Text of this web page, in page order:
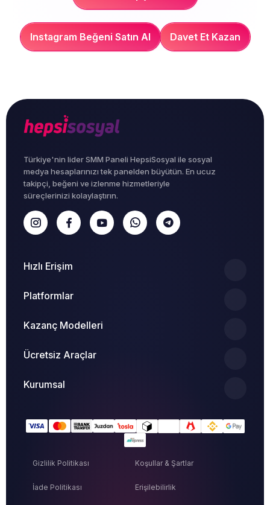
Instagram Beğeni Satın Al Davet Et Kazan
Türkiye'nin lider SMM Paneli HepsiSosyal ile sosyal
medya hesaplarınızı tek panelden büyütün. En ucuz
takipçi, beğeni ve izlenme hizmetleriyle
süreçlerinizi kolaylaştırın.
Hızlı Erişim
Platformlar
Kazanç Modelleri
Ücretsiz Araçlar
Kurumsal
Gizlilik Politikası Koşullar & Şartlar
İade Politikası Erişilebilirlik